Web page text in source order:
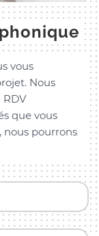
vous
Nous
RDV
que vous
nous pourrons